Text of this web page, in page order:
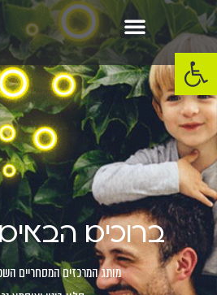
פתח סרגל נגישות
ברוכים
מותג המרכזים המסחריים